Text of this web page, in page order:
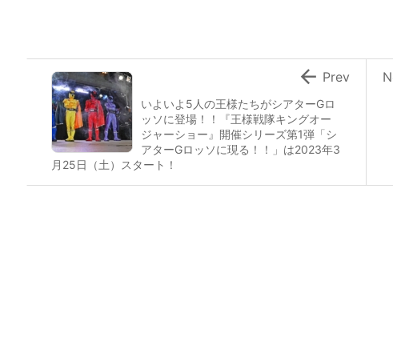
いよいよ5人の王様たちがシアターGロ
ッソに登場！！『王様戦隊キングオー
ジャーショー』開催シリーズ第1弾「シ
アターGロッソに現る！！」は2023年3
月25日（土）スタート！
 Prev